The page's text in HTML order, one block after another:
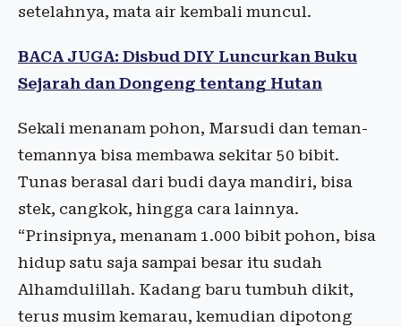
setelahnya, mata air kembali muncul.
BACA JUGA: Disbud DIY Luncurkan Buku
Sejarah dan Dongeng tentang Hutan
Sekali menanam pohon, Marsudi dan teman-
temannya bisa membawa sekitar 50 bibit.
Tunas berasal dari budi daya mandiri, bisa
stek, cangkok, hingga cara lainnya.
“Prinsipnya, menanam 1.000 bibit pohon, bisa
hidup satu saja sampai besar itu sudah
Alhamdulillah. Kadang baru tumbuh dikit,
terus musim kemarau, kemudian dipotong